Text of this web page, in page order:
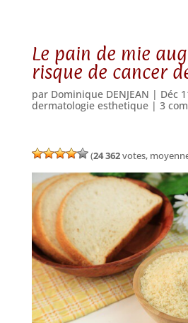
Le pain de mie
risque de cancer
par Dominique DENJEAN | Déc
dermatologie esthetique| 3
(24 362votes,